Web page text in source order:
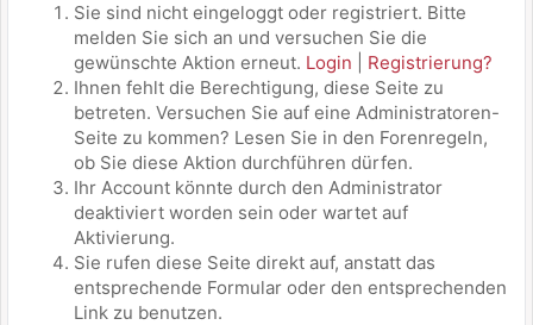
Sie sind nicht eingeloggt oder registriert. Bitte
melden Sie sich an und versuchen Sie die
gewünschte Aktion erneut. Login
Registrierung?
Ihnen fehlt die Berechtigung, diese Seite zu
betreten. Versuchen Sie auf eine Administratoren-
Seite zu kommen? Lesen Sie in den Forenregeln,
ob Sie diese Aktion durchführen dürfen.
Ihr Account könnte durch den Administrator
deaktiviert worden sein oder wartet auf
Aktivierung.
Sie rufen diese Seite direkt auf, anstatt das
entsprechende Formular oder den entsprechenden
Link zu benutzen.